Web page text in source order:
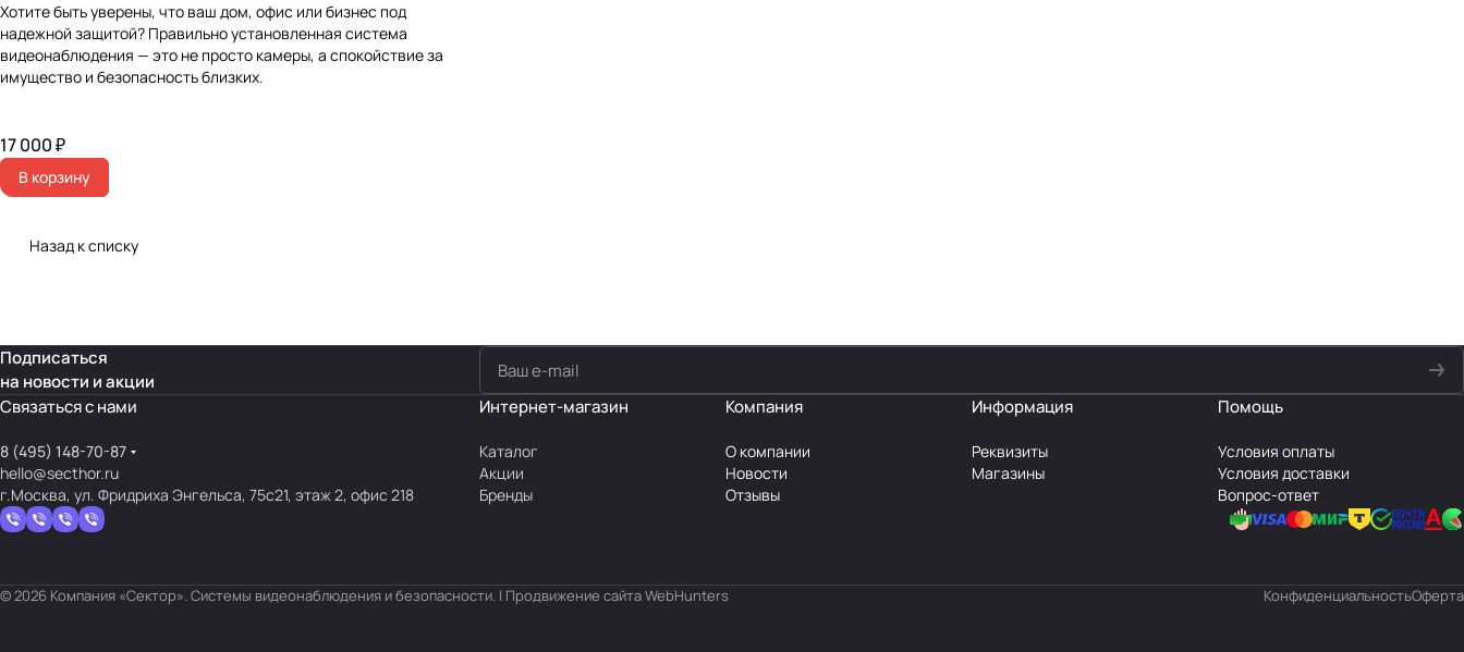
Хотите быть уверены, что ваш дом, офис или бизнес под
надежной защитой? Правильно установленная система
видеонаблюдения — это не просто камеры, а спокойствие за
имущество и безопасность близких.
17 000 ₽
В корзину
Назад к списку
Подписаться
на новости и акции
Связаться с нами
8 (495) 148-70-87
hello@secthor.ru
г.Москва, ул. Фридриха Энгельса, 75с21, этаж 2, офис 218
Интернет-магазин
Каталог
Акции
Бренды
Компания
О компании
Новости
Отзывы
Информация
Реквизиты
Магазины
Помощь
Условия оплаты
Условия доставки
Вопрос-ответ
© 2026 Компания «Сектор». Системы видеонаблюдения и безопасности. | Продвижение сайтаWebHunters КонфиденциальностьОферта